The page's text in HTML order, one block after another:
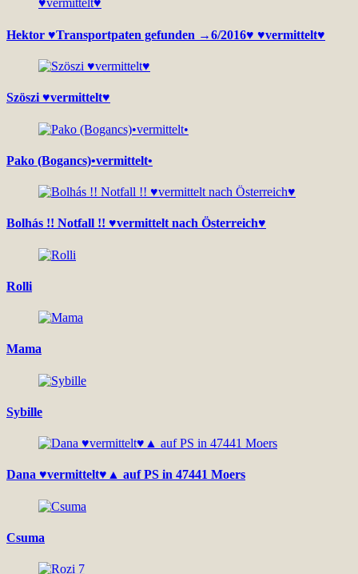
Hektor ♥Transportpaten gefunden →6/2016♥ ♥vermittelt♥
Szöszi ♥vermittelt♥
Pako (Bogancs)•vermittelt•
Bolhás !! Notfall !! ♥vermittelt nach Österreich♥
Rolli
Mama
Sybille
Dana ♥vermittelt♥▲ auf PS in 47441 Moers
Csuma